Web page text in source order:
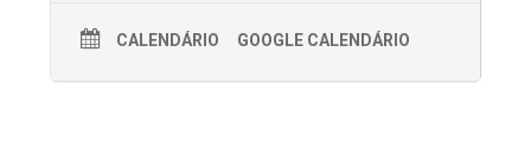
CALENDÁRIO GOOGLE CALENDÁRIO